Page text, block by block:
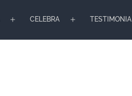
Apri
CELEBRA
Apri
TESTIMONIA